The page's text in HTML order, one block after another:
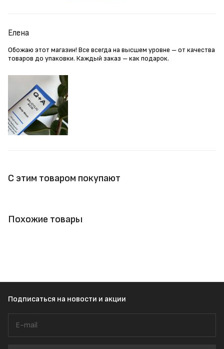
Елена
Обожаю этот магазин! Все всегда на высшем уровне – от качества
товаров до упаковки. Каждый заказ – как подарок.
С этим товаром покупают
Похожие товары
Подписаться на новости и акции